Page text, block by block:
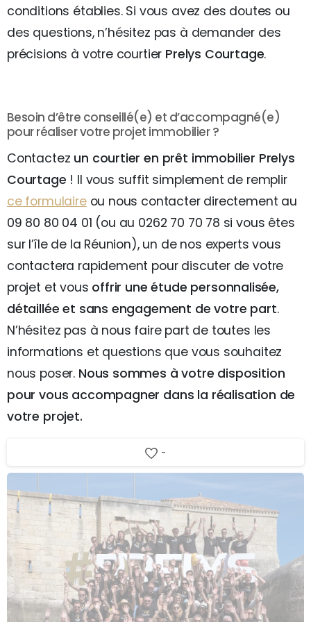
conditions établies. Si vous avez des doutes ou
des questions, n’hésitez pas à demander des
précisions à votre courtier Prelys Courtage.
Besoin d’être conseillé(e) et d’accompagné(e)
pour réaliser votre projet immobilier ?
Contactez un courtier en prêt immobilier Prelys
Courtage ! Il vous suffit simplement de remplir
ce formulaireou nous contacter directement au
09 80 80 04 01 (ou au 0262 70 70 78 si vous êtes
sur l’île de la Réunion), un de nos experts vous
contactera rapidement pour discuter de votre
projet et vous offrir une étude personnalisée,
détaillée et sans engagement de votre part.
N’hésitez pas à nous faire part de toutes les
informations et questions que vous souhaitez
nous poser. Nous sommes à votre disposition
pour vous accompagner dans la réalisation de
votre projet.
-